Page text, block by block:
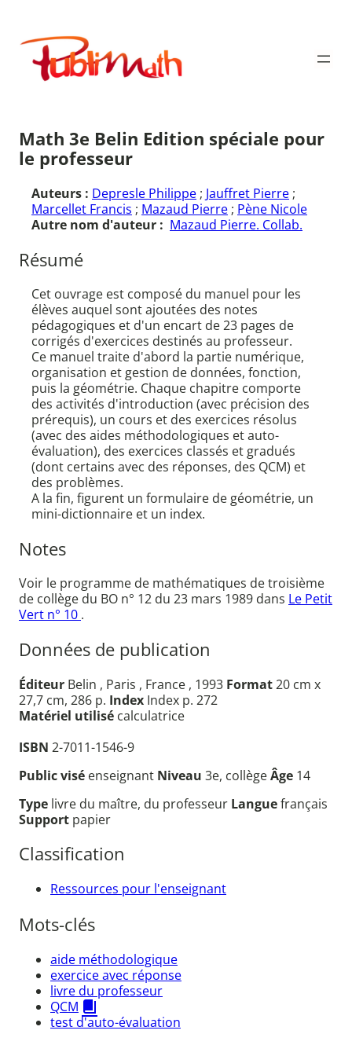
contenu
Publimath
Math 3e Belin Edition spéciale pour
le professeur
Auteurs : Depresle Philippe ; Jauffret Pierre ;
Marcellet Francis ; Mazaud Pierre ; Pène Nicole
Autre nom d'auteur : Mazaud Pierre. Collab.
Résumé
Cet ouvrage est composé du manuel pour les
élèves auquel sont ajoutées des notes
pédagogiques et d'un encart de 23 pages de
corrigés d'exercices destinés au professeur.
Ce manuel traite d'abord la partie numérique,
organisation et gestion de données, fonction,
puis la géométrie. Chaque chapitre comporte
des activités d'introduction (avec précision des
prérequis), un cours et des exercices résolus
(avec des aides méthodologiques et auto-
évaluation), des exercices classés et gradués
(dont certains avec des réponses, des QCM) et
des problèmes.
A la fin, figurent un formulaire de géométrie, un
mini-dictionnaire et un index.
Notes
Voir le programme de mathématiques de troisième
de collège du BO n° 12 du 23 mars 1989 dans Le Petit
Vert n° 10 .
Données de publication
Éditeur Belin , Paris , France , 1993 Format20 cm x
27,7 cm, 286 p. Index Index p. 272
Matériel utilisé calculatrice
ISBN 2-7011-1546-9
Public visé enseignant Niveau 3e, collègeÂge 14
Type livre du maître, du professeur Languefrançais
Support papier
Classification
Ressources pour l'enseignant
Mots-clés
aide méthodologique
exercice avec réponse
livre du professeur
QCM
test d'auto-évaluation